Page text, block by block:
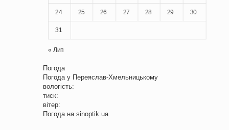
24 25 26 27 28 29 30
31
« Лип
Погода
Погода у Переяслав-Хмельницькому
вологість:
тиск:
вітер:
Погода на sinoptik.ua